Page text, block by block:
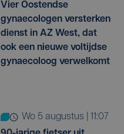
Vier Oostendse
gynaecologen versterken
dienst in AZ West, dat
ook een nieuwe voltijdse
gynaecoloog verwelkomt
wo 5 augustus | 11:07